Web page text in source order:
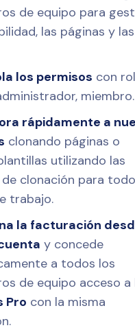
de equipo para
las páginas y las
los permisos con
miembro.
rápidamente a
clonando páginas o
utilizando las
clonación para
trabajo.
la facturación
y concede
a todos los
de equipo acceso a
Pro con la misma